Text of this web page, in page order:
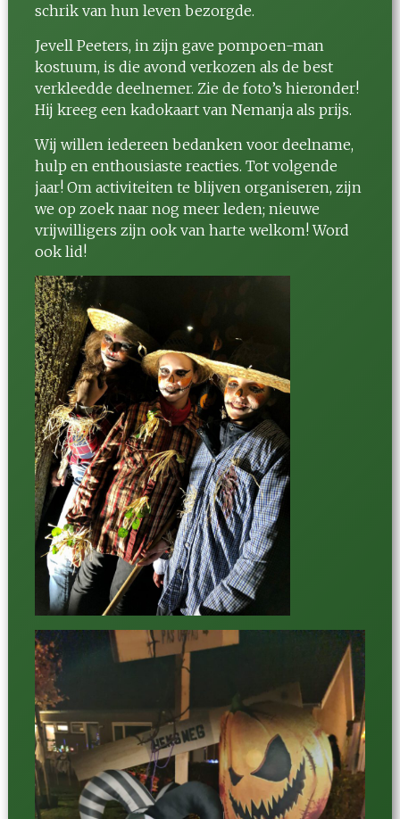
schrik van hun leven bezorgde.
Jevell Peeters, in zijn gave pompoen-man
kostuum, is die avond verkozen als de best
verkleedde deelnemer. Zie de foto’s hieronder!
Hij kreeg een kadokaart van Nemanja als prijs.
Wij willen iedereen bedanken voor deelname,
hulp en enthousiaste reacties. Tot volgende
jaar! Om activiteiten te blijven organiseren, zijn
we op zoek naar nog meer leden; nieuwe
vrijwilligers zijn ook van harte welkom!Word
ook lid!